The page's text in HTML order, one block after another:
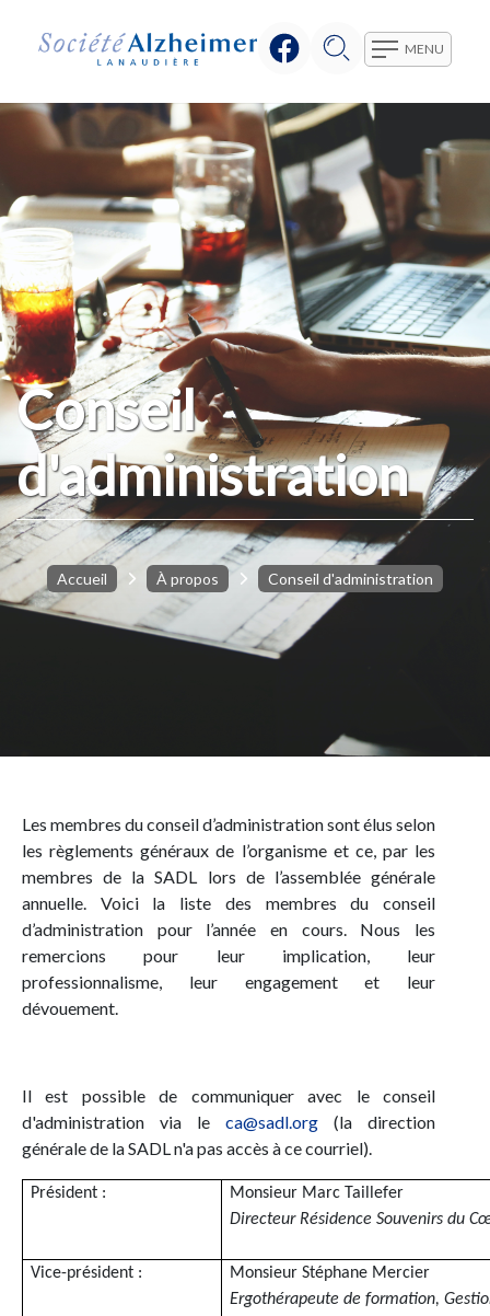
MENU
Conseil
d'administration
Accueil À propos Conseil d'administration
Les membres du conseil d’administration sont élus selon
les règlements généraux de l’organisme et ce, par les
membres de la SADL lors de l’assemblée générale
annuelle. Voici la liste des membres du conseil
d’administration pour l’année en cours. Nous les
remercions pour leur implication, leur
professionnalisme, leur engagement et leur
dévouement.
Il est possible de communiquer avec le conseil
d'administration via le ca@sadl.org (la direction
générale de la SADL n'a pas accès à ce courriel).
Président :
Monsieur Marc Taillefer
Directeur Résidence Souvenirs du
Vice-président :
Monsieur Stéphane Mercier
Ergothérapeute de formation,